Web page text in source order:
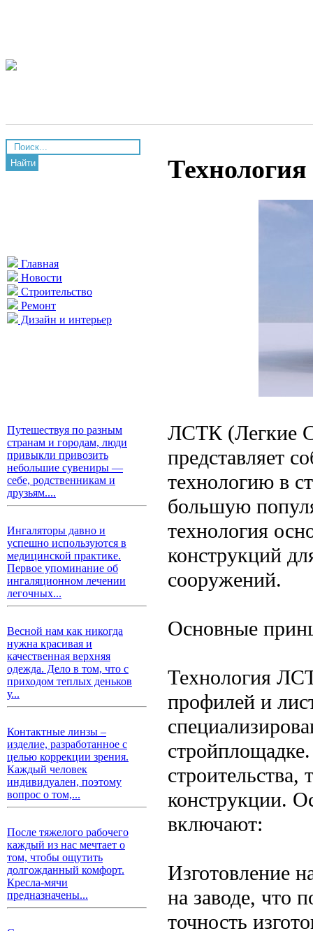
Найти
Главная
Новости
Строительство
Ремонт
Дизайн и интерьер
Путешествуя по разным
странам и городам, люди
привыкли привозить
небольшие сувениры —
себе, родственникам и
друзьям....
Ингаляторы давно и
успешно используются в
медицинской практике.
Первое упоминание об
ингаляционном лечении
легочных...
Весной нам как никогда
нужна красивая и
качественная верхняя
одежда. Дело в том, что с
приходом теплых деньков
у...
Контактные линзы –
изделие, разработанное с
целью коррекции зрения.
Каждый человек
индивидуален, поэтому
вопрос о том,...
После тяжелого рабочего
каждый из нас мечтает о
том, чтобы ощутить
долгожданный комфорт.
Кресла-мячи
предназначены...
ЛСТК (Легкие
представляет
технологию в
большую
технология
конструкций
сооружений.
Основные
Технология
профилей и
конструкции.
включают:
Изготовление
на заводе, что
точность